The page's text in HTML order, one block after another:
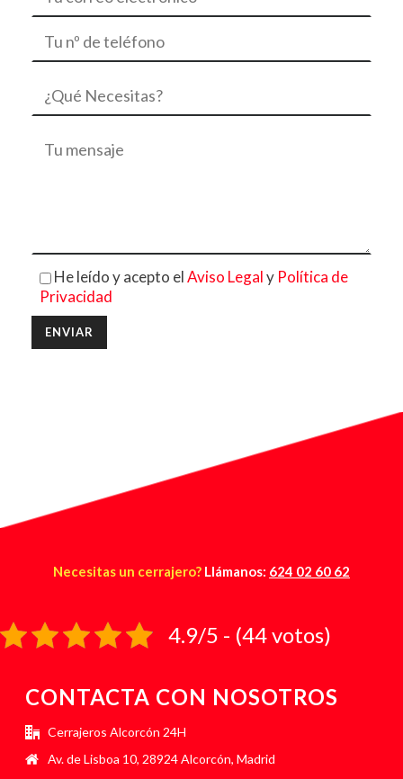
He leído y acepto elAviso Legaly Política de
Privacidad
Necesitas un cerrajero? Llámanos: 624 02 60 62
4.9/5 - (44 votos)
CONTACTA CON NOSOTROS
Cerrajeros Alcorcón 24H
Av. de Lisboa 10, 28924 Alcorcón, Madrid